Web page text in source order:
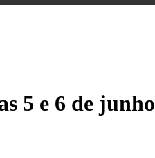
5 e 6 de junho